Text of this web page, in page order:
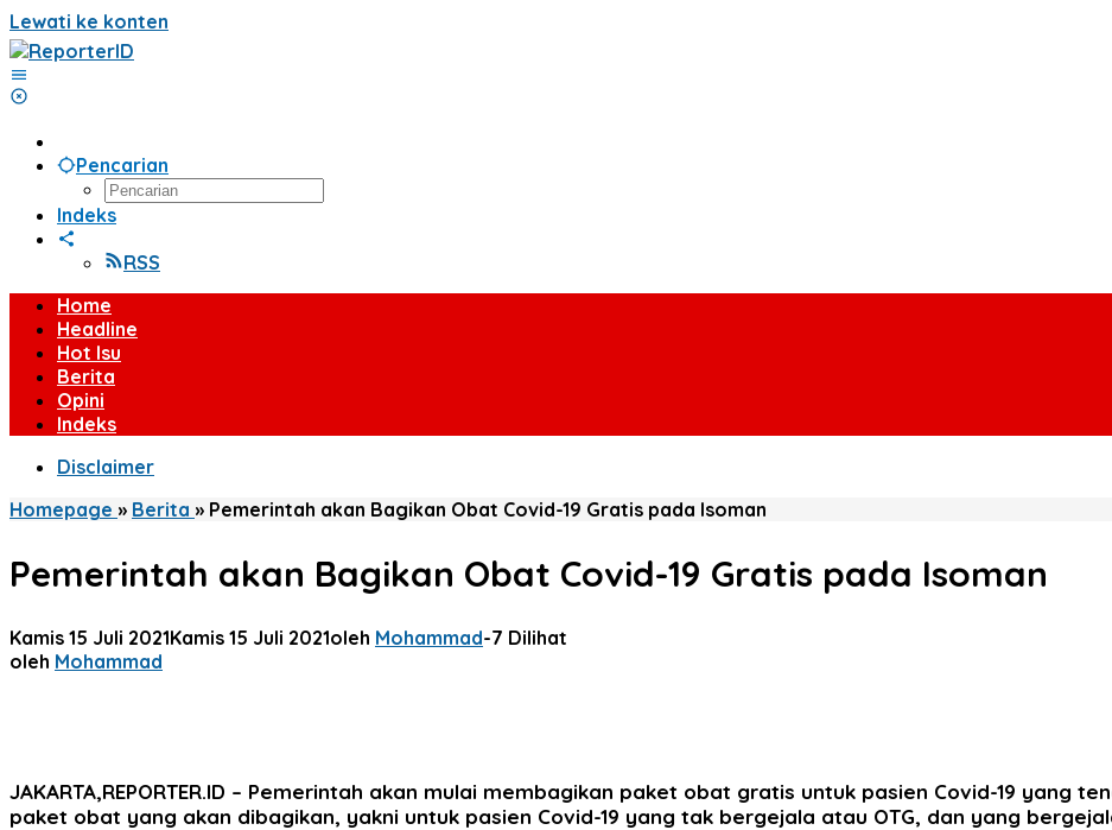
Lewati ke konten
Pencarian
Indeks
RSS
Home
Headline
Hot Isu
Berita
Opini
Indeks
Disclaimer
Homepage » Berita » Pemerintah akan Bagikan Obat Covid-19 Gratis pada Isoman
Pemerintah akan Bagikan Obat Covid-19 Gratis pada Isoman
Kamis 15 Juli 2021Kamis 15 Juli 2021oleh Mohammad-7 Dilihat
oleh Mohammad
JAKARTA,REPORTER.ID – Pemerintah akan mulai membagikan paket obat gratis untuk pasien Covid-19 yang
paket obat yang akan dibagikan, yakni untuk pasien Covid-19 yang tak bergejala atau OTG, dan yang